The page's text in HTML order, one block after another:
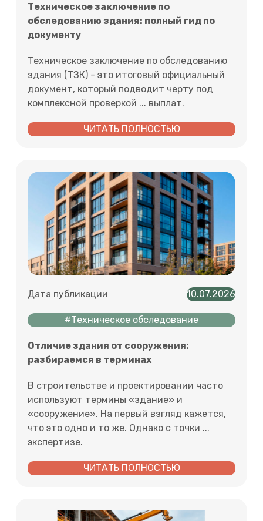
Техническое заключение по
обследованию здания: полный гид по
документу
Техническое заключение по обследованию
здания (ТЗК) - это итоговый официальный
документ, который подводит черту под
комплексной проверкой ... выплат.
ЧИТАТЬ ПОЛНОСТЬЮ
Дата публикации 10.07.2026
#Техническое обследование
Отличие здания от сооружения:
разбираемся в терминах
В строительстве и проектировании часто
используют термины «здание» и
«сооружение». На первый взгляд кажется,
что это одно и то же. Однако с точки ...
экспертизе.
ЧИТАТЬ ПОЛНОСТЬЮ